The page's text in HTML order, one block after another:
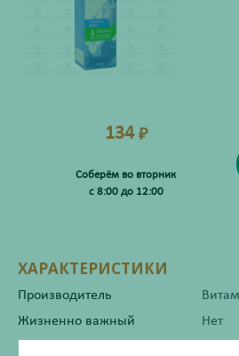
134 ₽
Соберём во вторник
с 8:00 до 12:00
ХАРАКТЕРИСТИКИ
Производитель
Жизненно важный
Нет